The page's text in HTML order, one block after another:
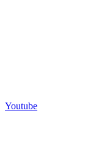
Youtube